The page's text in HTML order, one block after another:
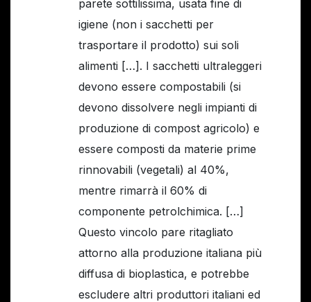
parete sottilissima, usata fine di
igiene (non i sacchetti per
trasportare il prodotto) sui soli
alimenti […]. I sacchetti ultraleggeri
devono essere compostabili (si
devono dissolvere negli impianti di
produzione di compost agricolo) e
essere composti da materie prime
rinnovabili (vegetali) al 40%,
mentre rimarrà il 60% di
componente petrolchimica. […]
Questo vincolo pare ritagliato
attorno alla produzione italiana più
diffusa di bioplastica, e potrebbe
escludere altri produttori italiani ed